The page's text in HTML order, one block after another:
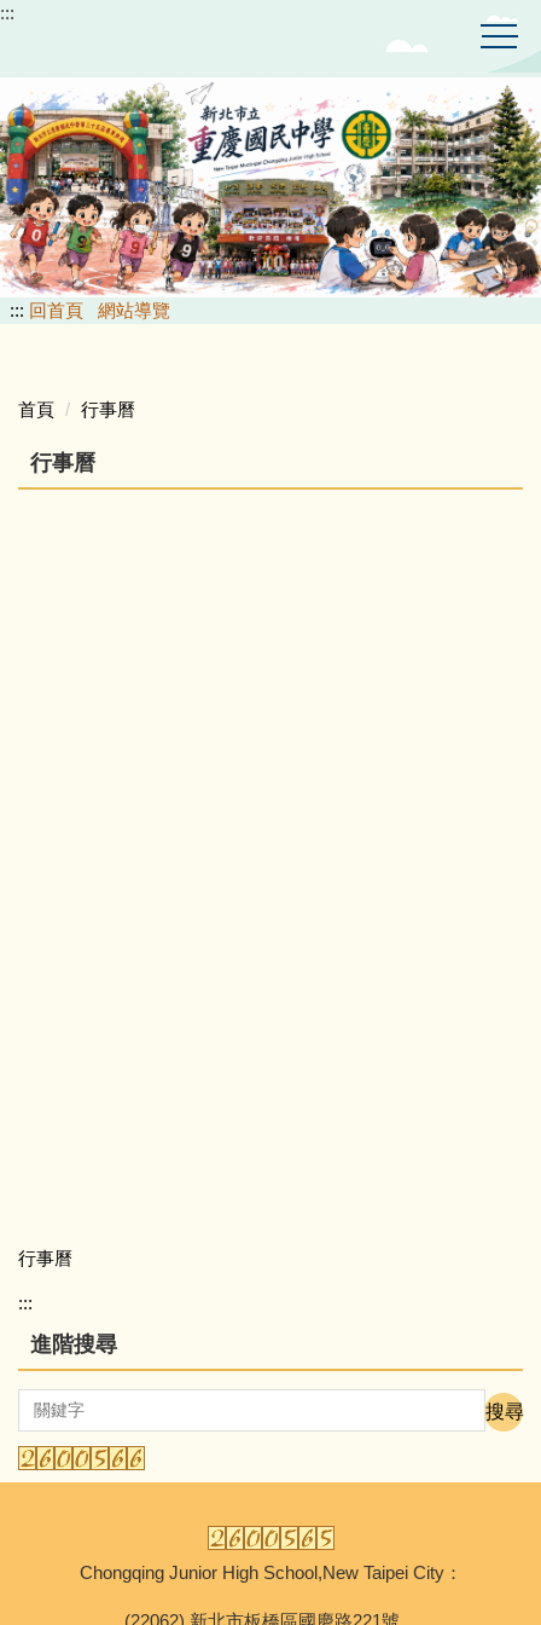
跳
內
容
區
:::
::: 回首頁 網站導覽
首頁 行事曆
行事曆
行事曆
:::
進階搜尋
搜尋
Chongqing Junior High School,New Taipei City：
(22062) 新北市板橋區國慶路221號